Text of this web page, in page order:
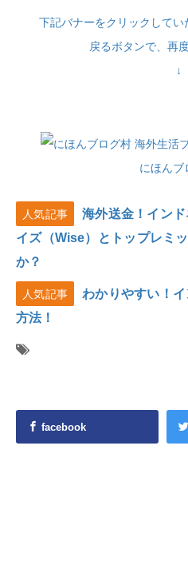
下記バナーをクリックして
戻るボタンで、再
↓
にほんブ
人気記事
海外送金！イン
イズ（Wise）とトップレミ
か？
人気記事
わかりやすい！
方法！
facebook